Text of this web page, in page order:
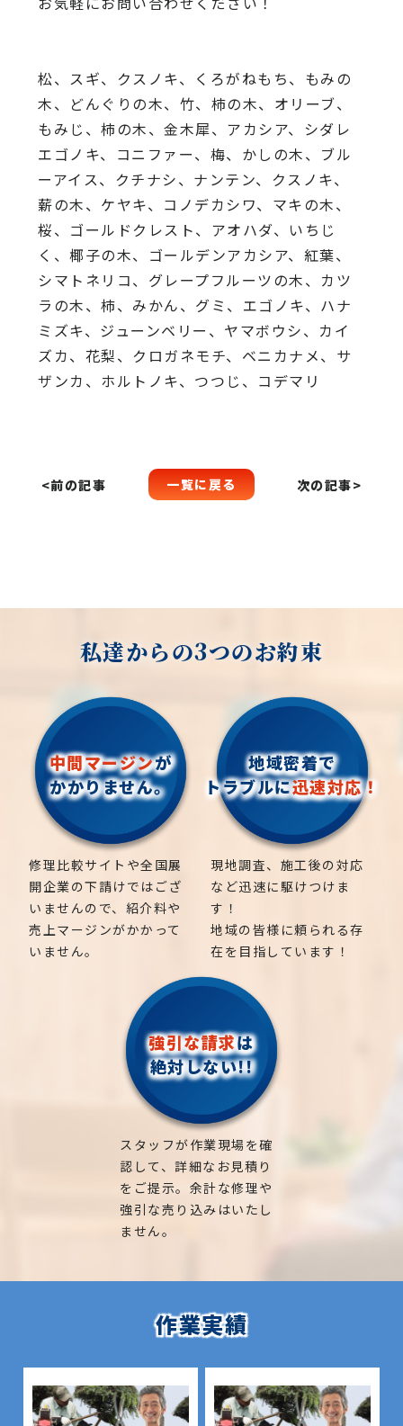
松、スギ、クスノキ、くろがねもち、もみの
木、どんぐりの木、 竹、柿の木、オリーブ、
もみじ、柿の木、金木犀、アカシア、 シダレ
エゴノキ、コニファー、梅、かしの木、ブル
ーアイス、 クチナシ、ナンテン、クスノキ、
薪の木、ケヤキ、コノデカシワ、マキの木、
桜、 ゴールドクレスト、アオハダ、いちじ
く、椰子の木、 ゴールデンアカシア、紅葉、
シマトネリコ、 グレープフルーツの木、カツ
ラの木、柿、みかん、グミ、 エゴノキ、ハナ
ミズキ、ジューンベリー、ヤマボウシ、カイ
ズカ、 花梨、クロガネモチ、ベニカナメ、サ
ザンカ、ホルトノキ、 つつじ、コデマリ
<前の記事 一覧に戻る 次の記事>
私達からの3つのお約束
中間マージンが
かかりません。
修理比較サイトや全国展
開企業の下請けではござ
いませんので、紹介料や
売上マージンがかかって
いません。
地域密着で
トラブルに迅速対応！
現地調査、施工後の対応
など迅速に駆けつけま
す！
地域の皆様に頼られる存
在を目指しています！
強引な請求は
絶対しない!!
スタッフが作業現場を確
認して、詳細なお見積り
をご提示。余計な修理や
強引な売り込みはいたし
ません。
作業実績